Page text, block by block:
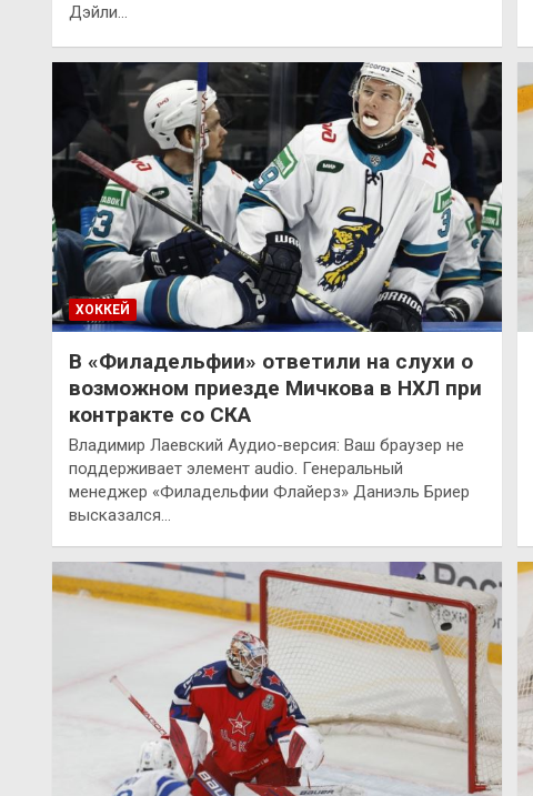
Дэйли…
ХОККЕЙ
В «Филадельфии» ответили на слухи о
возможном приезде Мичкова в НХЛ при
контракте со СКА
Владимир Лаевский Аудио-версия: Ваш браузер не
поддерживает элемент audio. Генеральный
менеджер «Филадельфии Флайерз» Даниэль Бриер
высказался…